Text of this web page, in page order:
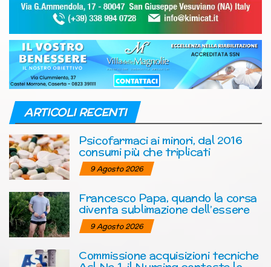
ARTICOLI RECENTI
Psicofarmaci ai minori, dal 2016
consumi più che triplicati
9 Agosto 2026
Francesco Papa, quando la corsa
diventa sublimazione dell’essere
9 Agosto 2026
Commissione acquisizioni tecniche